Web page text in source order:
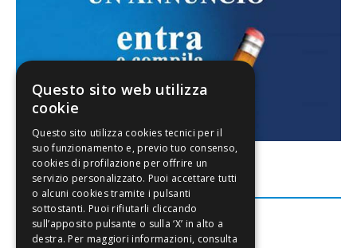
FACEBOOK
Questo sito web utilizza
cookie